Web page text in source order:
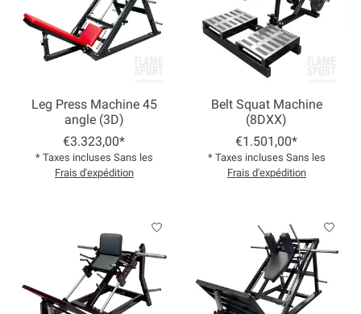
Leg Press Machine 45
angle (3D)
€3.323,00*
* Taxes incluses Sans les
Frais d'expédition
Belt Squat Machine
(8DXX)
€1.501,00*
* Taxes incluses Sans les
Frais d'expédition